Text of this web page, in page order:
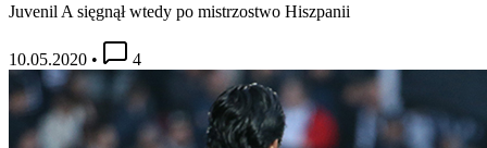
Juvenil A sięgnął wtedy po mistrzostwo Hiszpanii
10.05.2020 • 4